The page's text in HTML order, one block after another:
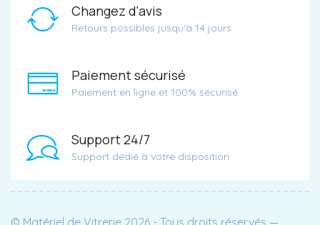
Changez d'avis
Retours possibles jusqu'à 14 jours
Paiement sécurisé
Paiement en ligne et 100% sécurisé
Support 24/7
Support dédié à votre disposition
© Matériel de Vitrerie 2026 - Tous droits réservés —